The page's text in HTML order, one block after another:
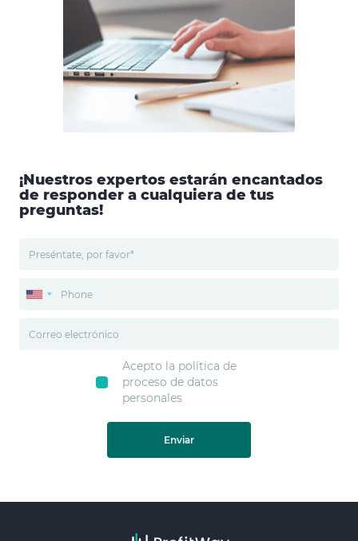
¡Nuestros expertos estarán encantados
de responder a cualquiera de tus
preguntas!
Acepto la política de
proceso de datos
personales
Enviar